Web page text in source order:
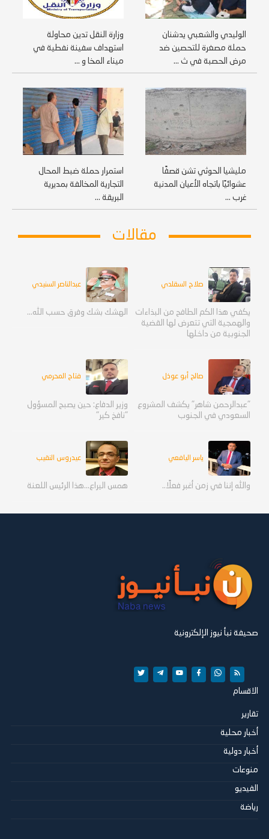
الوليدي والشعبي يدشنان
حملة مصغرة للتحصين ضد
مرض الحصبة في ث ...
وزارة النقل تدين محاولة
استهداف سفينة نفطية في
ميناء المخا و ...
مليشيا الحوثي تشن قصفًا
عشوائيًا باتجاه الأعيان المدنية
غرب ...
استمرار حملة ضبط المحال
التجارية المخالفة بمديرية
البريقة ...
مقالات
صلاح السقلدي
يكفي هذا الكم الطافح من البذاءات
والهمجية التي تتعرض لها القضية
الجنوبية من داخلها
عبدالناصر السنيدي
الهشك بشك وفرق حسب الله...
صالح أبو عوذل
"عبدالرحمن شاهر" يكشف المشروع
السعودي في الجنوب
فتاح المحرمي
وزير الدفاع: حين يصبح المسؤول
"نافخ كير"
ياسر اليافعي
والله إننا في زمن أغبر فعلًا..
عيدروس النقيب
همس اليراع...هذا الرئيس اللعنة
صحيفة نبأ نيوز الإلكترونية
الاقسام
تقارير
أخبار محلية
أخبار دولية
منوعات
الفيديو
رياضة